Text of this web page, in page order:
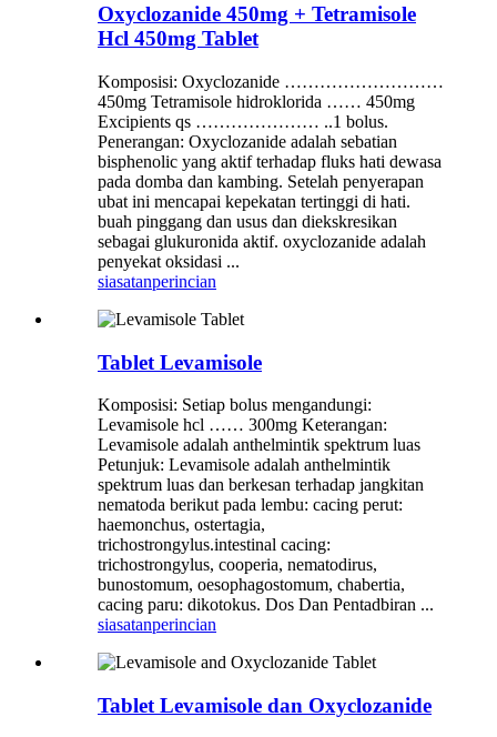
Oxyclozanide 450mg + Tetramisole
Hcl 450mg Tablet
Komposisi: Oxyclozanide ………………………
450mg Tetramisole hidroklorida …… 450mg
Excipients qs ………………… ..1 bolus.
Penerangan: Oxyclozanide adalah sebatian
bisphenolic yang aktif terhadap fluks hati dewasa
pada domba dan kambing. Setelah penyerapan
ubat ini mencapai kepekatan tertinggi di hati.
buah pinggang dan usus dan diekskresikan
sebagai glukuronida aktif. oxyclozanide adalah
penyekat oksidasi ...
siasatanperincian
Tablet Levamisole
Komposisi: Setiap bolus mengandungi:
Levamisole hcl …… 300mg Keterangan:
Levamisole adalah anthelmintik spektrum luas
Petunjuk: Levamisole adalah anthelmintik
spektrum luas dan berkesan terhadap jangkitan
nematoda berikut pada lembu: cacing perut:
haemonchus, ostertagia,
trichostrongylus.intestinal cacing:
trichostrongylus, cooperia, nematodirus,
bunostomum, oesophagostomum, chabertia,
cacing paru: dikotokus. Dos Dan Pentadbiran ...
siasatanperincian
Tablet Levamisole dan Oxyclozanide